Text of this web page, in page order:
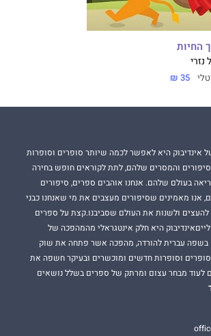
החיות
נזרי
35 ₪
אינדיבוק היא לאפשר לכמה שיותר סופרים וסופרות
והמסרים שלהם, לתת לקוראים חופש בחירה
בעולם שלהם. אנחנו אוהבים ספרים, סיפורים
אנו מאמינים שסיפורים מעצבים את מי שאנחנו כבני
להעצים ולשנות את העולם שסביבנו.קצת על ספרים
היא חלק אינטגראלי מהמהפכה של
בשפה עברית להורדה, מהפכה אשר פתחה את שוק
וסופרות חדשים ומוכשרים ובעיקר חשפה את
לעוד מבחר עצום ומרתק של ספרים בשלל נושאים